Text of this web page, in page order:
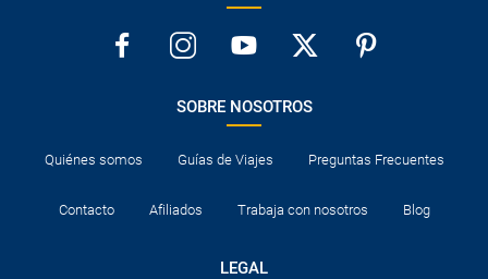
SOBRE NOSOTROS
Quiénes somos Guías de Viajes Preguntas Frecuentes
Contacto Afiliados Trabaja con nosotros Blog
LEGAL